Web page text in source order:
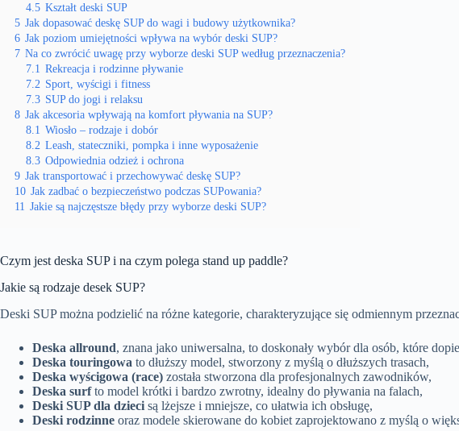
4.5 Kształt deski SUP
5 Jak dopasować deskę SUP do wagi i budowy użytkownika?
6 Jak poziom umiejętności wpływa na wybór deski SUP?
7 Na co zwrócić uwagę przy wyborze deski SUP według przeznaczenia?
7.1 Rekreacja i rodzinne pływanie
7.2 Sport, wyścigi i fitness
7.3 SUP do jogi i relaksu
8 Jak akcesoria wpływają na komfort pływania na SUP?
8.1 Wiosło – rodzaje i dobór
8.2 Leash, stateczniki, pompka i inne wyposażenie
8.3 Odpowiednia odzież i ochrona
9 Jak transportować i przechowywać deskę SUP?
10 Jak zadbać o bezpieczeństwo podczas SUPowania?
11 Jakie są najczęstsze błędy przy wyborze deski SUP?
Czym jest deska SUP i na czym polega stand up paddle?
Jakie są rodzaje desek SUP?
Deski SUP można podzielić na różne kategorie, charakteryzujące się odmiennym
Deska allround, znana jako uniwersalna, to doskonały wybór dla osób, które
Deska touringowa to dłuższy model, stworzony z myślą o dłuższych trasach,
Deska wyścigowa (race) została stworzona dla profesjonalnych zawodników,
Deska surfto model krótki i bardzo zwrotny, idealny do pływania na falach,
Deski SUP dla dzieci są lżejsze i mniejsze, co ułatwia ich obsługę,
Deski rodzinne oraz modele skierowane do kobiet zaprojektowano z myślą o